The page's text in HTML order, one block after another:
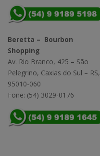
Beretta – Bourbon
Shopping
Av. Rio Branco, 425 – São
Pelegrino, Caxias do Sul – RS,
95010-060
Fone: (54) 3029-0176